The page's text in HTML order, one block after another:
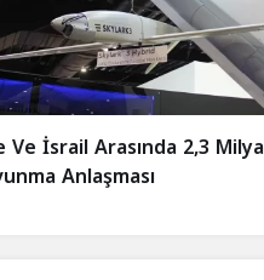
Ve İsrail Arasında 2,3
Anlaşması